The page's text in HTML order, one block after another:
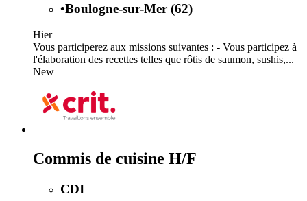
•Boulogne-sur-Mer (62)
Hier
Vous participerez aux missions suivantes : - Vous participez à
l'élaboration des recettes telles que rôtis de saumon, sushis,...
New
Commis de cuisine H/F
CDI